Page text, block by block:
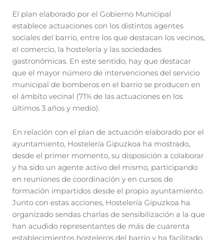
El plan elaborado por el Gobierno Municipal
establece actuaciones con los distintos agentes
sociales del barrio, entre los que destacan los vecinos,
el comercio, la hostelería y las sociedades
gastronómicas. En este sentido, hay que destacar
que el mayor número de intervenciones del servicio
municipal de bomberos en el barrio se producen en
el ámbito vecinal (71% de las actuaciones en los
últimos 3 años y medio).
En relación con el plan de actuación elaborado por el
ayuntamiento, Hostelería Gipuzkoa ha mostrado,
desde el primer momento, su disposición a colaborar
y ha sido un agente activo del mismo, participando
en reuniones de coordinación y en cursos de
formación impartidos desde el propio ayuntamiento.
Junto con estas acciones, Hostelería Gipuzkoa ha
organizado sendas charlas de sensibilización a la que
han acudido representantes de más de cuarenta
establecimientos hosteleros del barrio y ha facilitado